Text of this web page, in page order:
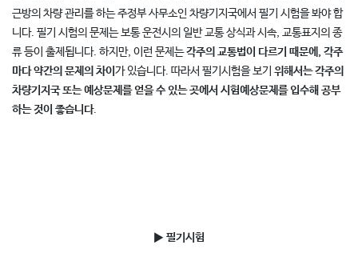
근방의 차량 관리를 하는 주정부 사무소인 차량기지국에서 필기 시험을 봐야 합
니다. 필기 시험의 문제는 보통 운전시의 일반 교통 상식과 시속, 교통표지의 종
류 등이 출제됩니다. 하지만, 이런 문제는각주의 교통법이 다르기 때문에 , 각주
마다 약간의 문제의 차이 가 있습니다. 따라서 필기시험을 보기 위해서는 각주의
차량기지국 또는 예상문제를 얻을 수 있는 곳에서 시험예상문제를 입수해 공부
하는 것이 좋습니다.
▶ 필기시험